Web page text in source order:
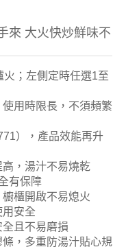
來 大火快炒鮮味不
；左側定時任選1至
用時限長，不須頻繁
），產品效能再升
，湯汁不易燒乾
有保障
櫃開啟不易熄火
安全
且不易磨損
，多重防湯汁貼心規